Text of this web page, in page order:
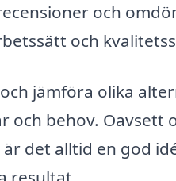
och
och
jämföra olika
och behov. Oavsett
det alltid en god